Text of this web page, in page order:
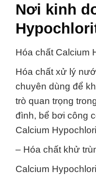
Nơi kinh
Hóa chất Calcium
Hóa chất xử lý
chuyên dùng để
trò quan trọng
đình, bể bơi công
Calcium
– Hóa chất khử
Calcium